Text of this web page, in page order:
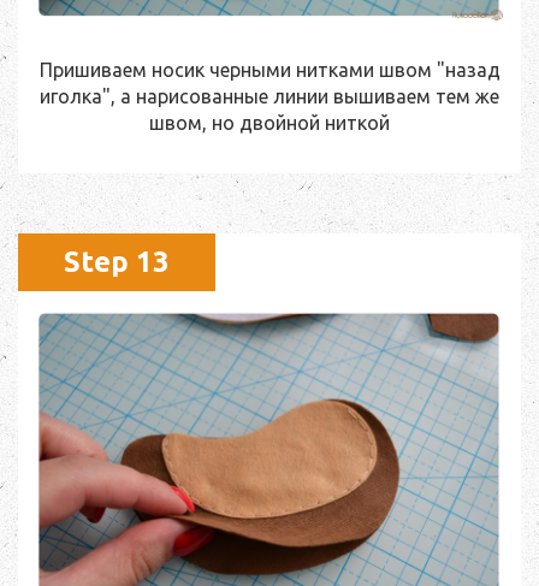
Пришиваем носик черными нитками швом "назад
иголка", а нарисованные линии вышиваем тем же
швом, но двойной ниткой
Step 13